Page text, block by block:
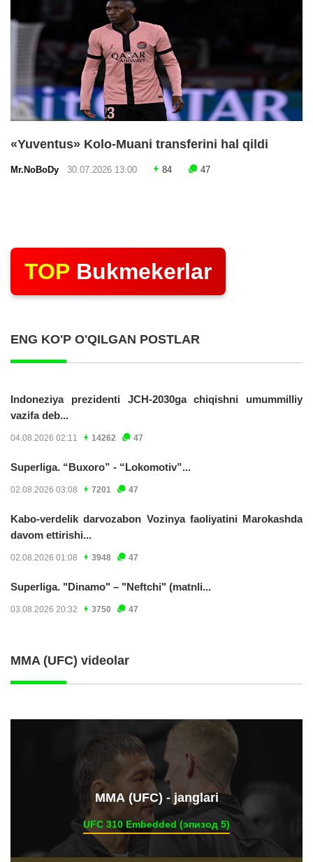
«Yuventus» Kolo-Muani transferini hal qildi
Mr.NoBoDy 30.07.2026 13:00 84 47
TOP Bukmekerlar
ENG KO'P O'QILGAN POSTLAR
Indoneziya prezidenti JCH-2030ga chiqishni umummilliy
vazifa deb...
04.08.2026 02:11 14262 47
Superliga. “Buxoro” - “Lokomotiv”...
02.08.2026 03:08 7201 47
Kabo-verdelik darvozabon Vozinya faoliyatini Marokashda
davom ettirishi...
02.08.2026 01:08 3948 47
Superliga. "Dinamo" – "Neftchi" (matnli...
03.08.2026 20:32 3750 47
MMA (UFC) videolar
ММА (UFC) - janglari
UFC 310 Embedded (эпизод 5)